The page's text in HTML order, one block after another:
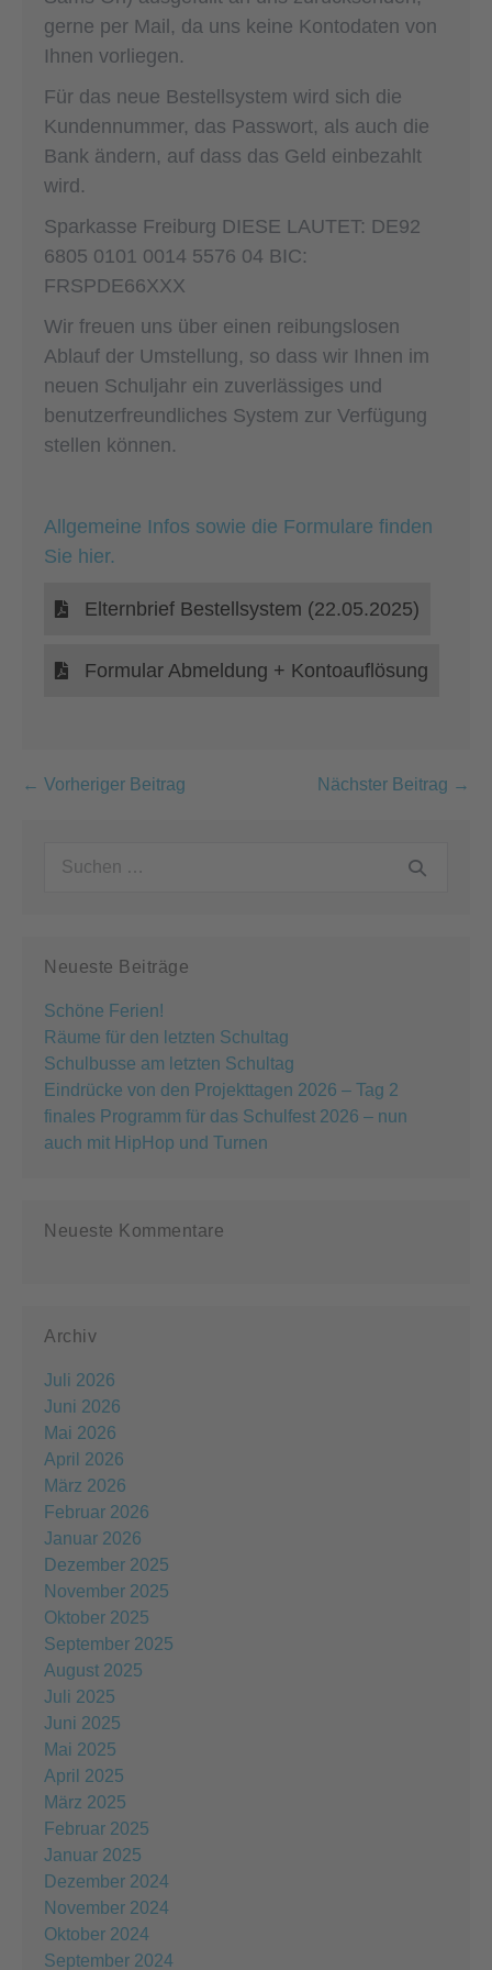
gerne per Mail, da uns keine Kontodaten von
Ihnen vorliegen.
Für das neue Bestellsystem wird sich die
Kundennummer, das Passwort, als auch die
Bank ändern, auf dass das Geld einbezahlt
wird.
Sparkasse Freiburg DIESE LAUTET: DE92
6805 0101 0014 5576 04 BIC:
FRSPDE66XXX
Wir freuen uns über einen reibungslosen
Ablauf der Umstellung, so dass wir Ihnen im
neuen Schuljahr ein zuverlässiges und
benutzerfreundliches System zur Verfügung
stellen können.
Allgemeine Infos sowie die Formulare finden
Sie hier.
Elternbrief Bestellsystem (22.05.2025)
Formular Abmeldung + Kontoauflösung
Beitragsnavigation
← Vorheriger Beitrag Nächster Beitrag →
Neueste Beiträge
Schöne Ferien!
Räume für den letzten Schultag
Schulbusse am letzten Schultag
Eindrücke von den Projekttagen 2026 – Tag 2
finales Programm für das Schulfest 2026 – nun
auch mit HipHop und Turnen
Neueste Kommentare
Archiv
Juli 2026
Juni 2026
Mai 2026
April 2026
März 2026
Februar 2026
Januar 2026
Dezember 2025
November 2025
Oktober 2025
September 2025
August 2025
Juli 2025
Juni 2025
Mai 2025
April 2025
März 2025
Februar 2025
Januar 2025
Dezember 2024
November 2024
Oktober 2024
September 2024